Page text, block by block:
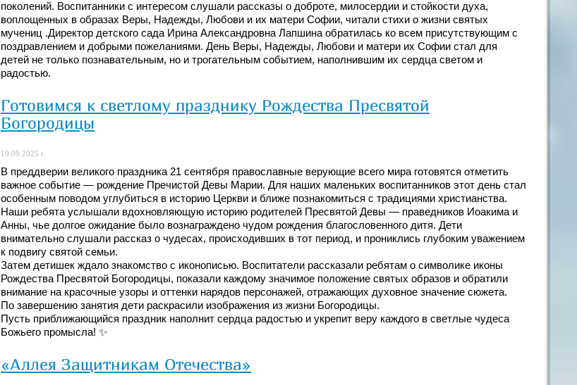
поколений. Воспитанники с интересом слушали рассказы о доброте, милосердии и стойкости духа,
воплощенных в образах Веры, Надежды, Любови и их матери Софии, читали стихи о жизни святых
мучениц .Директор детского сада Ирина Александровна Лапшина обратилась ко всем присутствующим с
поздравлением и добрыми пожеланиями. День Веры, Надежды, Любови и матери их Софии стал для
детей не только познавательным, но и трогательным событием, наполнившим их сердца светом и
радостью.
Готовимся к светлому празднику Рождества Пресвятой
Богородицы
19.09.2025 г.
В преддверии великого праздника 21 сентября православные верующие всего мира готовятся отметить
важное событие — рождение Пречистой Девы Марии. Для наших маленьких воспитанников этот день стал
особенным поводом углубиться в историю Церкви и ближе познакомиться с традициями христианства.
Наши ребята услышали вдохновляющую историю родителей Пресвятой Девы — праведников Иоакима и
Анны, чье долгое ожидание было вознаграждено чудом рождения благословенного дитя. Дети
внимательно слушали рассказ о чудесах, происходивших в тот период, и прониклись глубоким уважением
к подвигу святой семьи.
Затем детишек ждало знакомство с иконописью. Воспитатели рассказали ребятам о символике иконы
Рождества Пресвятой Богородицы, показали каждому значимое положение святых образов и обратили
внимание на красочные узоры и оттенки нарядов персонажей, отражающих духовное значение сюжета.
По завершению занятия дети раскрасили изображения из жизни Богородицы.
Пусть приближающийся праздник наполнит сердца радостью и укрепит веру каждого в светлые чудеса
Божьего промысла! ✨
«Аллея Защитникам Отечества»